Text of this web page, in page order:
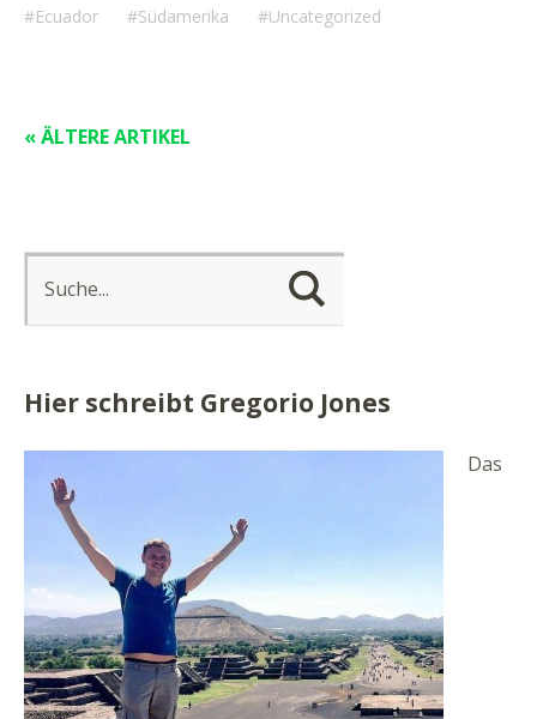
Ecuador Südamerika Uncategorized
« ÄLTERE ARTIKEL
Hier schreibt Gregorio Jones
Das